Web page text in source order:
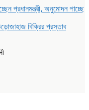
প্রধানমন্ত্রী, অনুমোদন পাচ্ছে
বিক্রির প্রস্তাব